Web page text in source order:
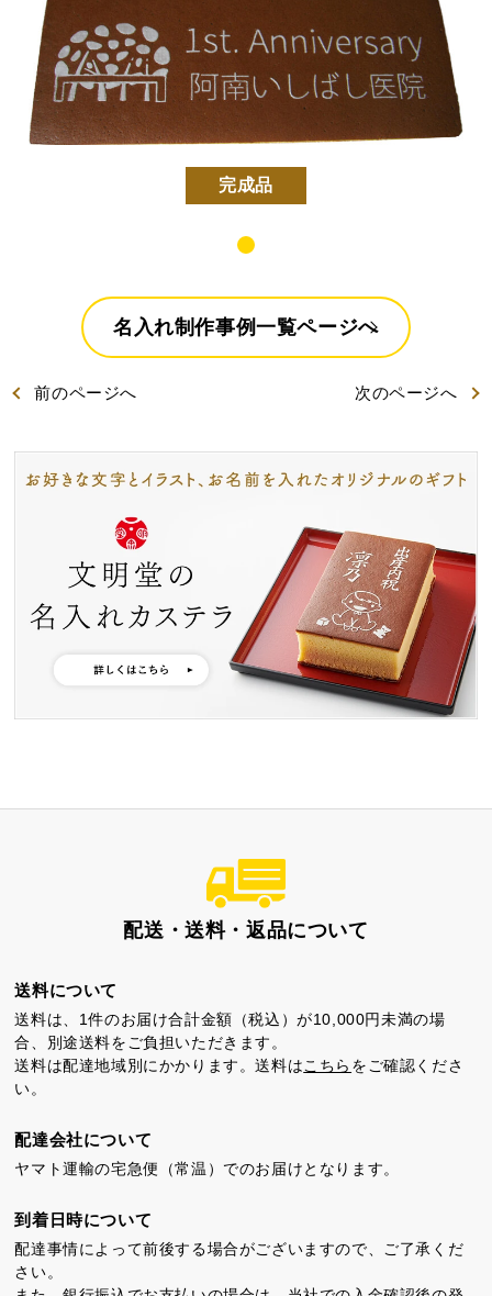
お問い合わせ
商品一覧
名入れカステラ（オリジナル）
を選んで作る
出産内祝カステラ 長寿のお祝いカステラ
静岡茶カステラ
（五三・ハニー・静岡
茶）
完成品
前のページへ
名入れ制作事例一覧ページへ
次のページへ
配送・送料・返品について
送料について
送料は、1件のお届け合計金額（税込）が10,000円未満の場
合、別途送料をご負担いただきます。
送料は配達地域別にかかります。送料はこちら をご確認くださ
い。
配達会社について
ヤマト運輸の宅急便（常温）でのお届けとなります。
到着日時について
配達事情によって前後する場合がございますので、ご了承くだ
さい。